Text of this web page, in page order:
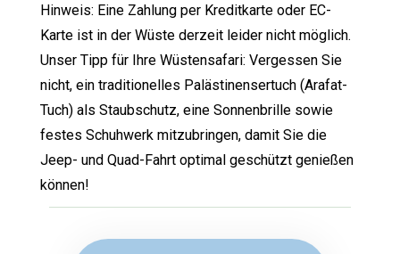
Hinweis: Eine Zahlung per Kreditkarte oder EC-
Karte ist in der Wüste derzeit leider nicht möglich.
Unser Tipp für Ihre Wüstensafari: Vergessen Sie
nicht, ein traditionelles Palästinensertuch (Arafat-
Tuch) als Staubschutz, eine Sonnenbrille sowie
festes Schuhwerk mitzubringen, damit Sie die
Jeep- und Quad-Fahrt optimal geschützt genießen
können!